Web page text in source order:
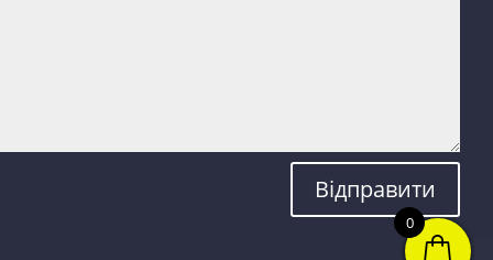
Відправити
0